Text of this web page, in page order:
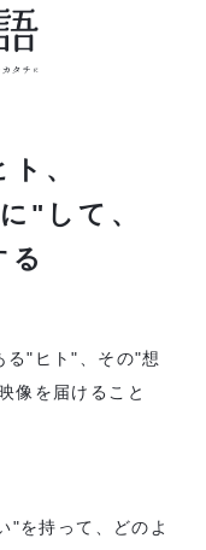
、
"して、
る
"ヒト"、 その"想
像を届けること
"を持って、どのよ